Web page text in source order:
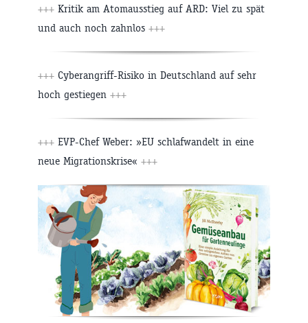
+++ Kritik am Atomausstieg auf ARD: Viel zu spät
und auch noch zahnlos +++
+++ Cyberangriff-Risiko in Deutschland auf sehr
hoch gestiegen +++
+++ EVP-Chef Weber: »EU schlafwandelt in eine
neue Migrationskrise« +++